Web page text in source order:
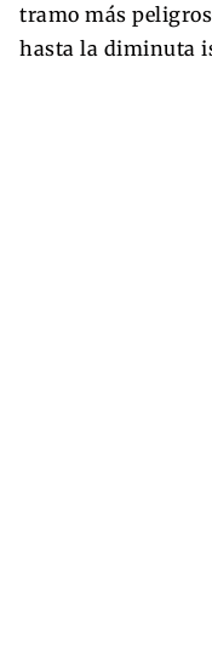
tramo más
hasta la diminuta